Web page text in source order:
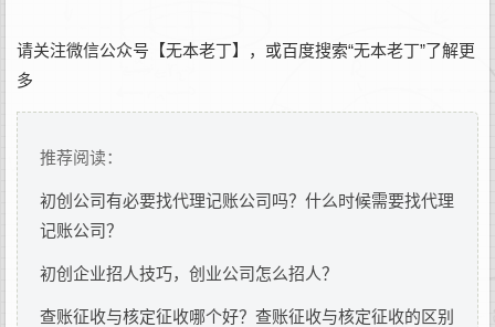
请关注微信公众号【无本老丁】，或百度搜索“无本老丁”了解更
多
推荐阅读：
初创公司有必要找代理记账公司吗？什么时候需要找代理
记账公司？
初创企业招人技巧，创业公司怎么招人？
查账征收与核定征收哪个好？查账征收与核定征收的区别